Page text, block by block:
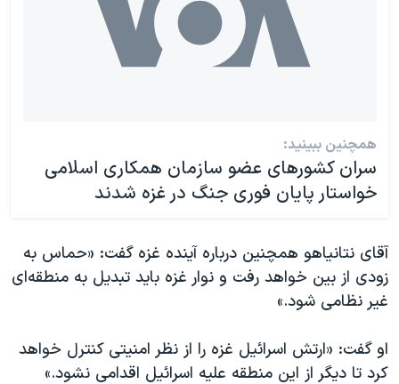
همچنین ببینید:
سران کشورهای عضو سازمان همکاری اسلامی
خواستار پایان فوری جنگ در غزه شدند
آقای نتانیاهو همچنین درباره آینده غزه گفت: «حماس به
زودی از بین خواهد رفت و نوار غزه باید تبدیل به منطقه‌ای
غیر نظامی شود.»
او گفت: «ارتش اسرائیل غزه را از نظر امنیتی کنترل خواهد
کرد تا دیگر از این منطقه علیه اسرائیل اقدامی نشود.»